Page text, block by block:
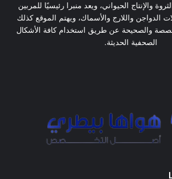
والإنتاج الحيواني، ويعد منبرا رئيسيًا للمربين
الدواجن واللارج والأسماك، ويهتم الموقع كذلك
والصحيحة عن طريق استخدام كافة الأشكال
الصحفية الحديثة.